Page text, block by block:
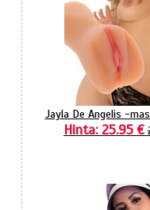
Jayla De Angelis -
Hinta: 25.95 €